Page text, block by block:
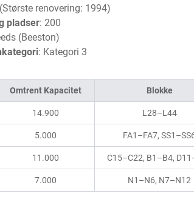
renovering: 1994)
pladser: 200
(Beeston)
: Kategori 3
Omtrent Kapacitet Blokke
14.900 L28–L44
5.000 FA1–FA7,
11.000 C15–C22, B1–B4,
7.000 N1–N6, N7–N12